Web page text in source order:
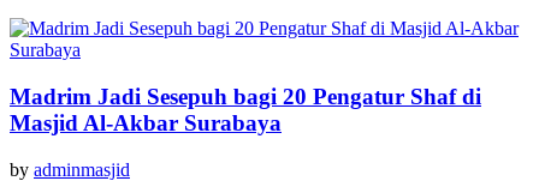
Madrim Jadi Sesepuh bagi 20 Pengatur Shaf di
Masjid Al-Akbar Surabaya
by adminmasjid